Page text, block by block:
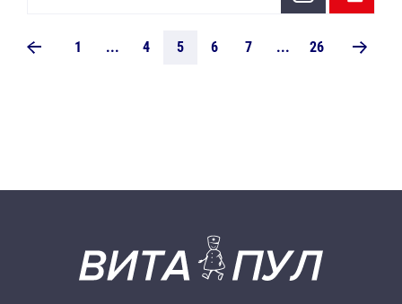
1 ... 4 5 6 7 ... 26